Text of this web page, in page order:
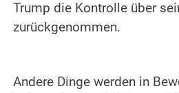
Trump die Kontrolle über
zurückgenommen.
Andere Dinge werden in